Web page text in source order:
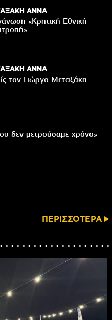
ΑΝΝΑ
«Κρητική Εθνική
ΑΝΝΑ
τον Γιώργο Μεταξάκη
δεν μετρούσαμε χρόνο»
ΠΕΡΙΣΣΟΤΕΡΑ